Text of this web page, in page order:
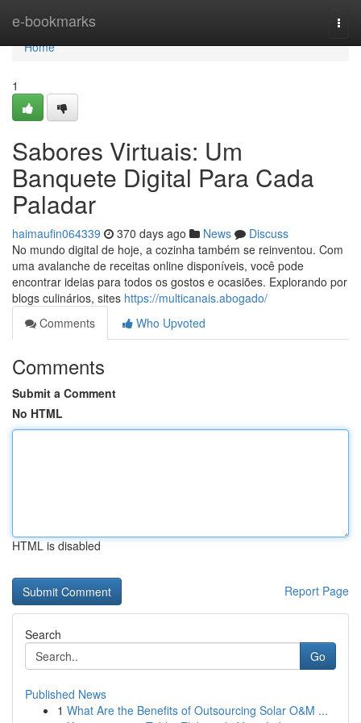
e-bookmarks
Home
Home
1
Sabores Virtuais: Um
Banquete Digital Para Cada
Paladar
haimaufin064339 370 days ago News
Discuss
No mundo digital de hoje, a cozinha também se reinventou. Com
uma avalanche de receitas online disponíveis, você pode
encontrar ideias para todos os gostos e ocasiões. Explorando por
blogs culinários, sites https://multicanais.abogado/
Comments
Who Upvoted
Comments
Submit a Comment
No HTML
HTML is disabled
Report Page
Search
Go
Published News
1 What Are the Benefits of Outsourcing Solar O&M ...